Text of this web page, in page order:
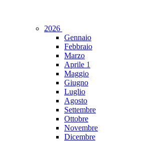
2026
Gennaio
Febbraio
Marzo
Aprile 1
Maggio
Giugno
Luglio
Agosto
Settembre
Ottobre
Novembre
Dicembre